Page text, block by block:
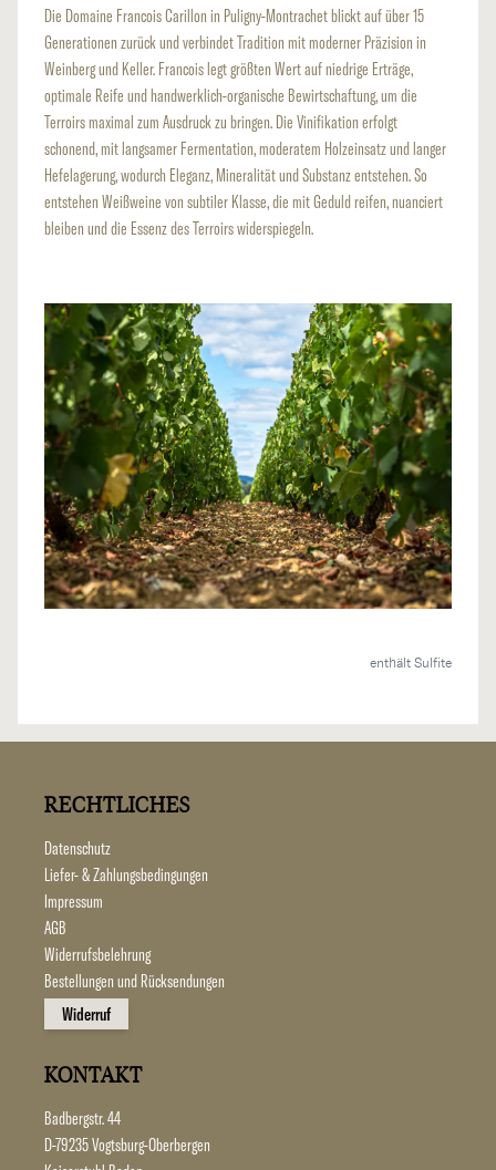
Die Domaine Francois Carillon in Puligny-Montrachet blickt auf über 15
Generationen zurück und verbindet Tradition mit moderner Präzision in
Weinberg und Keller. Francois legt größten Wert auf niedrige Erträge,
optimale Reife und handwerklich-organische Bewirtschaftung, um die
Terroirs maximal zum Ausdruck zu bringen. Die Vinifikation erfolgt
schonend, mit langsamer Fermentation, moderatem Holzeinsatz und langer
Hefelagerung, wodurch Eleganz, Mineralität und Substanz entstehen. So
entstehen Weißweine von subtiler Klasse, die mit Geduld reifen, nuanciert
bleiben und die Essenz des Terroirs widerspiegeln.
enthält Sulfite
RECHTLICHES
Datenschutz
Liefer- & Zahlungsbedingungen
Impressum
AGB
Widerrufsbelehrung
Bestellungen und Rücksendungen
Widerruf
KONTAKT
Badbergstr. 44
D-79235 Vogtsburg-Oberbergen